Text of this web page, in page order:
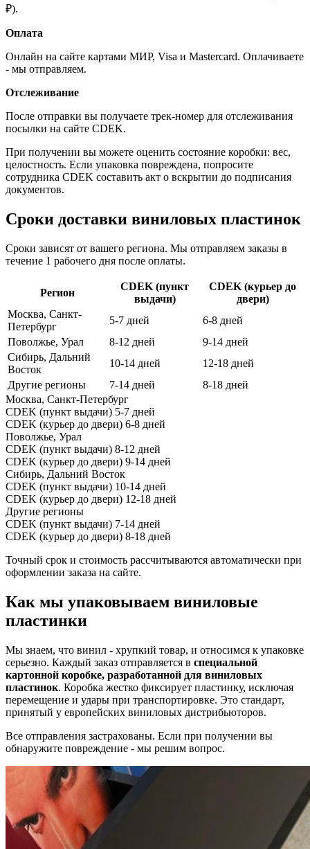
₽).
Оплата
Онлайн на сайте картами МИР, Visa и Mastercard. Оплачиваете
- мы отправляем.
Отслеживание
После отправки вы получаете трек-номер для отслеживания
посылки на сайте CDEK.
При получении вы можете оценить состояние коробки: вес,
целостность. Если упаковка повреждена, попросите
сотрудника CDEK составить акт о вскрытии до подписания
документов.
Сроки доставки виниловых пластинок
Сроки зависят от вашего региона. Мы отправляем заказы в
течение 1 рабочего дня после оплаты.
Регион
CDEK (пункт
выдачи)
CDEK (курьер до
двери)
Москва, Санкт-
Петербург
5-7 дней
6-8 дней
Поволжье, Урал
8-12 дней
9-14 дней
Сибирь, Дальний
Восток
10-14 дней
12-18 дней
Другие регионы
7-14 дней
8-18 дней
Москва, Санкт-Петербург
CDEK (пункт выдачи) 5-7 дней
CDEK (курьер до двери) 6-8 дней
Поволжье, Урал
CDEK (пункт выдачи) 8-12 дней
CDEK (курьер до двери) 9-14 дней
Сибирь, Дальний Восток
CDEK (пункт выдачи) 10-14 дней
CDEK (курьер до двери) 12-18 дней
Другие регионы
CDEK (пункт выдачи) 7-14 дней
CDEK (курьер до двери) 8-18 дней
Точный срок и стоимость рассчитываются автоматически при
оформлении заказа на сайте.
Как мы упаковываем виниловые
пластинки
Мы знаем, что винил - хрупкий товар, и относимся к упаковке
серьезно. Каждый заказ отправляется в специальной
картонной коробке, разработанной для виниловых
пластинок. Коробка жестко фиксирует пластинку, исключая
перемещение и удары при транспортировке. Это стандарт,
принятый у европейских виниловых дистрибьюторов.
Все отправления застрахованы. Если при получении вы
обнаружите повреждение - мы решим вопрос.